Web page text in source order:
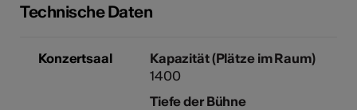
Technische Daten
Konzertsaal
Kapazität (Plätze im Raum)
1400
Tiefe der Bühne